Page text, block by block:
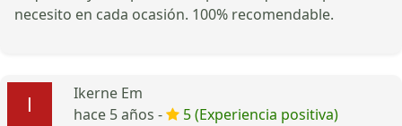
necesito en cada ocasión. 100% recomendable.
Ikerne Em
hace 5 años -
5 (Experiencia positiva)